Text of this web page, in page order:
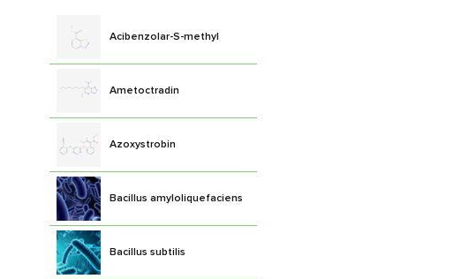
Acibenzolar-S-methyl
Ametoctradin
Azoxystrobin
Bacillus amyloliquefaciens
Bacillus subtilis